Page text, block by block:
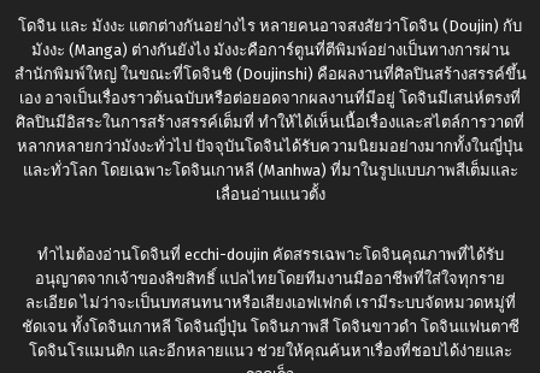
โดจิน และ มังงะ แตกต่างกันอย่างไร หลายคนอาจสงสัยว่าโดจิน (Doujin) กับ
มังงะ (Manga) ต่างกันยังไง มังงะคือการ์ตูนที่ตีพิมพ์อย่างเป็นทางการผ่าน
สำนักพิมพ์ใหญ่ ในขณะที่โดจินชิ (Doujinshi) คือผลงานที่ศิลปินสร้างสรรค์ขึ้น
เอง อาจเป็นเรื่องราวต้นฉบับหรือต่อยอดจากผลงานที่มีอยู่ โดจินมีเสน่ห์ตรงที่
ศิลปินมีอิสระในการสร้างสรรค์เต็มที่ ทำให้ได้เห็นเนื้อเรื่องและสไตล์การวาดที่
หลากหลายกว่ามังงะทั่วไป ปัจจุบันโดจินได้รับความนิยมอย่างมากทั้งในญี่ปุ่น
และทั่วโลก โดยเฉพาะโดจินเกาหลี (Manhwa) ที่มาในรูปแบบภาพสีเต็มและ
เลื่อนอ่านแนวตั้ง
ทำไมต้องอ่านโดจินที่ ecchi-doujin คัดสรรเฉพาะโดจินคุณภาพที่ได้รับ
อนุญาตจากเจ้าของลิขสิทธิ์ แปลไทยโดยทีมงานมืออาชีพที่ใส่ใจทุกราย
ละเอียด ไม่ว่าจะเป็นบทสนทนาหรือเสียงเอฟเฟกต์ เรามีระบบจัดหมวดหมู่ที่
ชัดเจน ทั้งโดจินเกาหลี โดจินญี่ปุ่น โดจินภาพสี โดจินขาวดำ โดจินแฟนตาซี
โดจินโรแมนติก และอีกหลายแนว ช่วยให้คุณค้นหาเรื่องที่ชอบได้ง่ายและ